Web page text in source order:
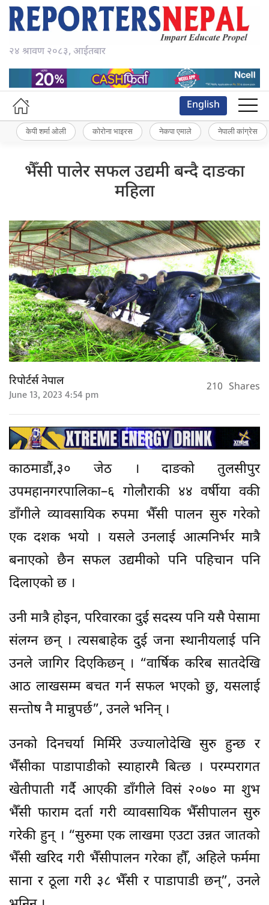
२४ श्रावण २०८३, आईतबार
English
केपी शर्मा ओली कोरोना भाइरस नेकपा एमाले नेपाली कांग्रेस
भैँसी पालेर सफल उद्यमी बन्दै दाङका
महिला
रिपोर्टर्स नेपाल
June 13, 2023 4:54 pm 210 Shares
काठमाडौं,३० जेठ । दाङको तुलसीपुर
उपमहानगरपालिका–६ गोलौराकी ४४ वर्षीया वकी
डाँगीले व्यावसायिक रुपमा भैँसी पालन सुरु गरेको
एक दशक भयो । यसले उनलाई आत्मनिर्भर मात्रै
बनाएको छैन सफल उद्यमीको पनि पहिचान पनि
दिलाएको छ ।
उनी मात्रै होइन, परिवारका दुई सदस्य पनि यसै पेसामा
संलग्न छन् । त्यसबाहेक दुई जना स्थानीयलाई पनि
उनले जागिर दिएकिछन् । “वार्षिक करिब सातदेखि
आठ लाखसम्म बचत गर्न सफल भएको छु, यसलाई
सन्तोष नै मान्नुपर्छ”, उनले भनिन् ।
उनको दिनचर्या मिर्मिरे उज्यालोदेखि सुरु हुन्छ र
भैँसीका पाडापाडीको स्याहारमै बित्छ । परम्परागत
खेतीपाती गर्दै आएकी डाँगीले विसं २०७० मा शुभ
भैँसी फाराम दर्ता गरी व्यावसायिक भैँसीपालन सुरु
गरेकी हुन् । “सुरुमा एक लाखमा एउटा उन्नत जातको
भैँसी खरिद गरी भैँसीपालन गरेका हौँ, अहिले फर्ममा
साना र ठूला गरी ३८ भैँसी र पाडापाडी छन्”, उनले